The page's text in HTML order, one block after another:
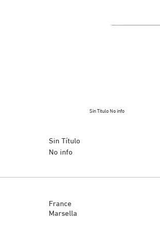
Sin Título No info
Sin Título
No info
France
Marsella